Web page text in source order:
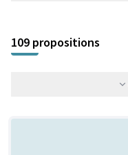
+
−
109 propositions